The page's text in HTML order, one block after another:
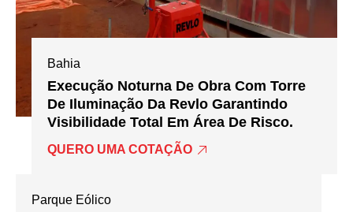
Bahia
Execução Noturna De Obra Com Torre
De Iluminação Da Revlo Garantindo
Visibilidade Total Em Área De Risco.
QUERO UMA COTAÇÃO
Parque Eólico